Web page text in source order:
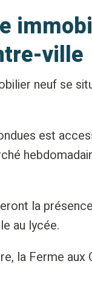
ville
neuf se
est
la
au lycée.
la Ferme